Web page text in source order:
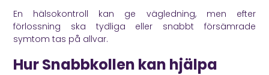
En hälsokontroll kan ge vägledning, men efter
förlossning ska tydliga eller snabbt försämrade
symtom tas på allvar.
Hur Snabbkollen kan hjälpa